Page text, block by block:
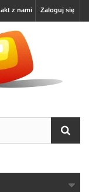
Zaloguj się
z nami